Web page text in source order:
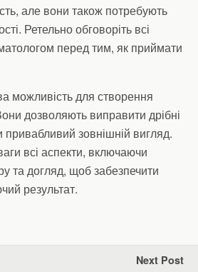
але вони також потребують
Ретельно обговоріть всі
перед тим, як приймати
можливість для створення
дозволяють виправити дрібні
зовнішній вигляд.
всі аспекти, включаючи
та догляд, щоб забезпечити
результат.
Next Post